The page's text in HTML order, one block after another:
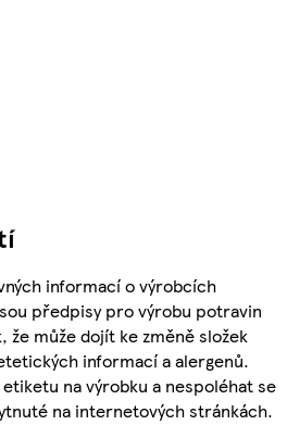
informací o výrobcích
předpisy pro výrobu potravin
že může dojít ke změně složek
informací a alergenů.
na výrobku a nespoléhat se
na internetových stránkách.